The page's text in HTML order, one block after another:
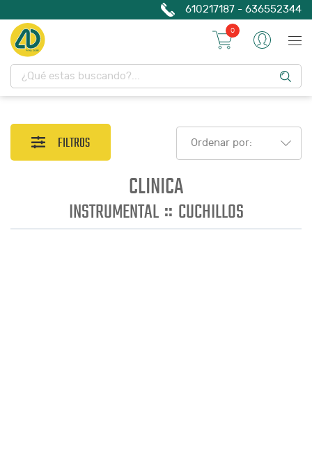
610217187 - 636552344
0
FILTROS Ordenar por:
CLINICA
INSTRUMENTAL :: CUCHILLOS